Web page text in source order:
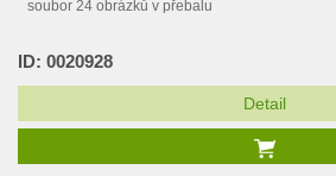
soubor 24 obrázků v přebalu
ID: 0020928
Detail